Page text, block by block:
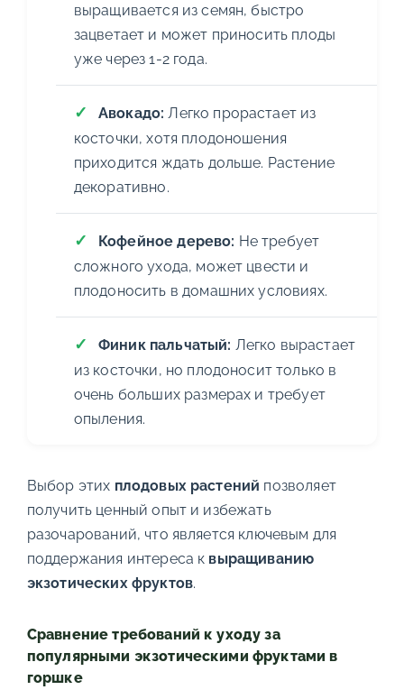
выращивается из семян, быстро
зацветает и может приносить плоды
уже через 1-2 года.
Авокадо: Легко прорастает из
косточки, хотя плодоношения
приходится ждать дольше. Растение
декоративно.
Кофейное дерево: Не требует
сложного ухода, может цвести и
плодоносить в домашних условиях.
Финик пальчатый: Легко вырастает
из косточки, но плодоносит только в
очень больших размерах и требует
опыления.
Выбор этих плодовых растений позволяет
получить ценный опыт и избежать
разочарований, что является ключевым для
поддержания интереса к выращиванию
экзотических фруктов.
Сравнение требований к уходу за
популярными экзотическими фруктами в
горшке